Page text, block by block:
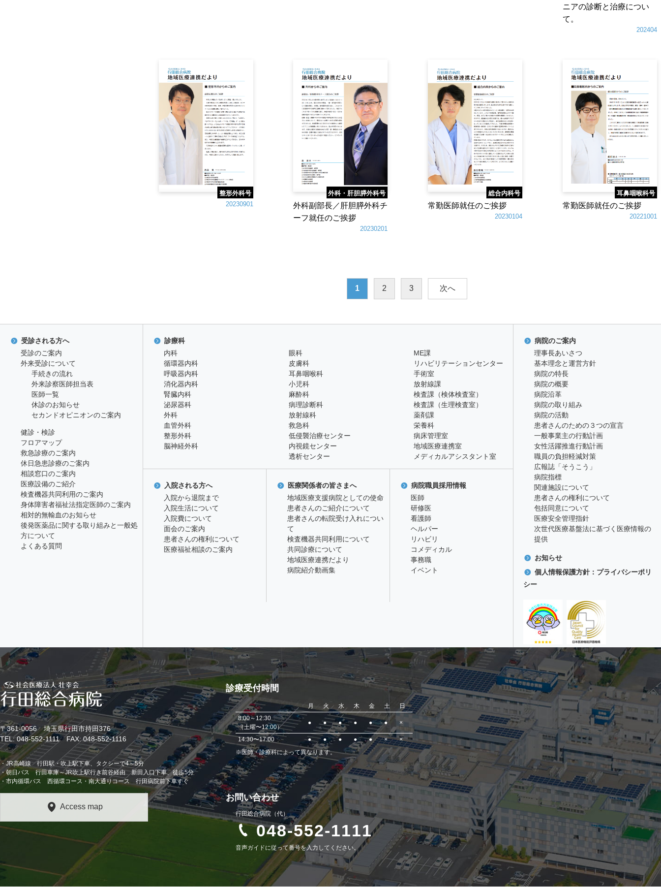
ニアの診断と治療につい
て。
202404
整形外科号
20230901
外科・肝胆膵外科号
外科副部長／肝胆膵外科チ
ーフ就任のご挨拶
20230201
総合内科号
常勤医師就任のご挨拶
20230104
耳鼻咽喉科号
常勤医師就任のご挨拶
20221001
1 2 3 次へ
受診される方へ
受診のご案内
外来受診について
手続きの流れ
外来診察医師担当表
医師一覧
休診のお知らせ
セカンドオピニオンのご案内
健診・検診
フロアマップ
救急診療のご案内
休日急患診療のご案内
相談窓口のご案内
医療設備のご紹介
検査機器共同利用のご案内
身体障害者福祉法指定医師のご案内
相対的無輸血のお知らせ
後発医薬品に関する取り組みと一般処
方について
よくある質問
診療科
内科
循環器内科
呼吸器内科
消化器内科
腎臓内科
泌尿器科
外科
血管外科
整形外科
脳神経外科
眼科
皮膚科
耳鼻咽喉科
小児科
麻酔科
病理診断科
放射線科
救急科
低侵襲治療センター
内視鏡センター
透析センター
ME課
リハビリテーションセンター
手術室
放射線課
検査課（検体検査室）
検査課（生理検査室）
薬剤課
栄養科
病床管理室
地域医療連携室
メディカルアシスタント室
入院される方へ
入院から退院まで
入院生活について
入院費について
面会のご案内
患者さんの権利について
医療福祉相談のご案内
医療関係者の皆さまへ
地域医療支援病院としての使命
患者さんのご紹介について
患者さんの転院受け入れについ
て
検査機器共同利用について
共同診療について
地域医療連携だより
病院紹介動画集
病院職員採用情報
医師
研修医
看護師
ヘルパー
リハビリ
コメディカル
事務職
イベント
病院のご案内
理事長あいさつ
基本理念と運営方針
病院の特長
病院の概要
病院沿革
病院の取り組み
病院の活動
患者さんのための３つの宣言
一般事業主の行動計画
女性活躍推進行動計画
職員の負担軽減対策
広報誌「そうこう」
病院指標
関連施設について
患者さんの権利について
包括同意について
医療安全管理指針
次世代医療基盤法に基づく医療情報の
提供
お知らせ
個人情報保護方針：プライバシーポリ
シー
〒361-0056 埼玉県行田市持田376
TEL: 048-552-1111 FAX: 048-552-1116
・JR高崎線 行田駅・吹上駅下車、タクシーで4～5分
・朝日バス 行田車庫～JR吹上駅行き前谷経由 新田入口下車、徒歩5分
・市内循環バス 西循環コース・南大通りコース 行田病院前下車すぐ
Access map
診療受付時間
月 火 水 木 金 土
日
8:00～12:30
（土曜〜12:00）
● ● ● ● ● ● ×
14:30〜17:00 ● ● ● ● ● ×
×
※医師・診療科によって異なります。
お問い合わせ
行田総合病院（代）
048-552-1111
音声ガイドに従って番号を入力してください。